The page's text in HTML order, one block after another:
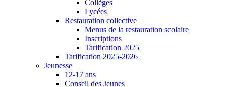
Collèges
Lycées
Restauration collective
Menus de la restauration scolaire
Inscriptions
Tarification 2025
Tarification 2025-2026
Jeunesse
12-17 ans
Conseil des Jeunes